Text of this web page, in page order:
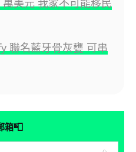
美元 我家不可能移民
聯名藍牙骨灰甕 可串
箱📮